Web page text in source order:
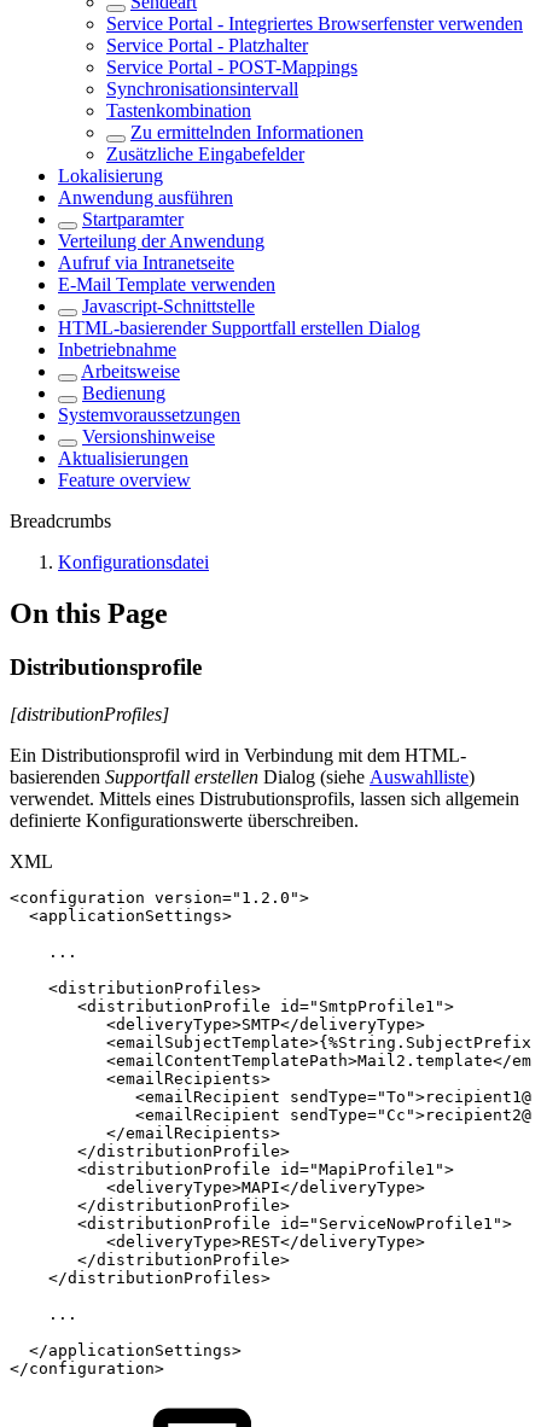
Service Portal - Integriertes Browserfenster verwenden
Service Portal - Platzhalter
Service Portal - POST-Mappings
Synchronisationsintervall
Tastenkombination
Zu ermittelnden Informationen
Zusätzliche Eingabefelder
Lokalisierung
Anwendung ausführen
Startparamter
Verteilung der Anwendung
Aufruf via Intranetseite
E-Mail Template verwenden
Javascript-Schnittstelle
HTML-basierender Supportfall erstellen Dialog
Inbetriebnahme
Arbeitsweise
Bedienung
Systemvoraussetzungen
Versionshinweise
Aktualisierungen
Feature overview
Breadcrumbs
Konfigurationsdatei
On this Page
Distributionsprofile
[distributionProfiles]
Ein Distributionsprofil wird in Verbindung mit dem HTML-
basierenden Supportfall erstellen Dialog (siehe Auswahlliste)
verwendet. Mittels eines Distrubutionsprofils, lassen sich allgemein
definierte Konfigurationswerte überschreiben.
XML
<configuration version=" 1.2.0 ">
<applicationSettings>
...
<distributionProfiles>
<distributionProfile id=" SmtpProfile1 ">
<deliveryType>SMTP</deliveryType>
<emailSubjectTemplate>
<emailContentTemplatePath>Mail2.template</
<emailRecipients>
<emailRecipient sendType="To ">
<emailRecipient sendType="Cc ">
</emailRecipients>
</distributionProfile>
<distributionProfile id="MapiProfile1 ">
<deliveryType>MAPI</deliveryType>
</distributionProfile>
<distributionProfile id=" ServiceNowProfile1 ">
<deliveryType>REST</deliveryType>
</distributionProfile>
</distributionProfiles>
...
</applicationSettings>
</configuration>